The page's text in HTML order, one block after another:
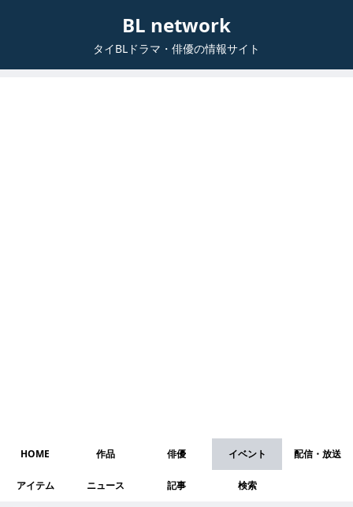
BL network
タイBLドラマ・俳優の情報サイト
HOME 作品 俳優 イベント 配信・放送
アイテム ニュース 記事 検索